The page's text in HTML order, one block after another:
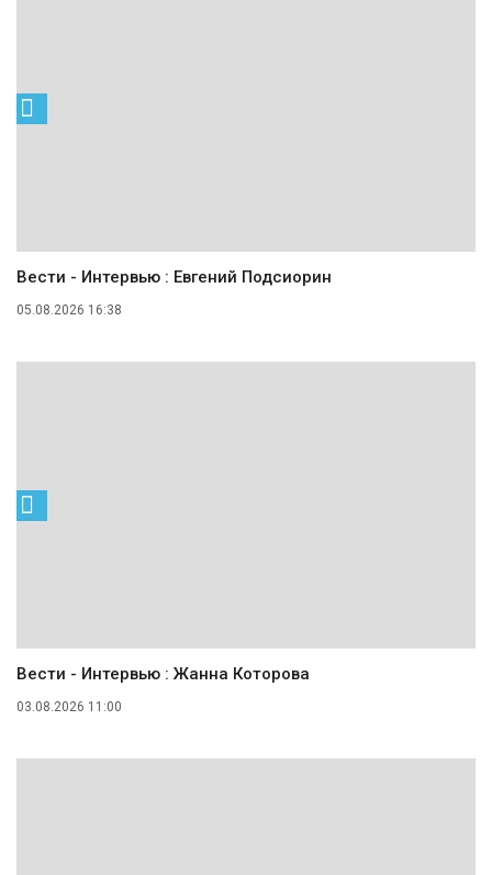
Вести - Интервью : Евгений Подсиорин
05.08.2026 16:38
Вести - Интервью : Жанна Которова
03.08.2026 11:00